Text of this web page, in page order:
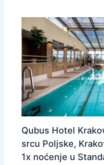
Qubus Hotel
srcu Poljske,
1x noćenje u